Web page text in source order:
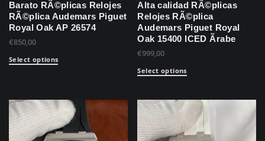
Barato RÃ©plicas Relojes
RÃ©plica Audemars Piguet
Royal Oak AP 26574
€850,00
Select options
Alta calidad RÃ©plicas
Relojes RÃ©plica
Audemars Piguet Royal
Oak 15400 ICED Ãrabe
€999,00
Select options